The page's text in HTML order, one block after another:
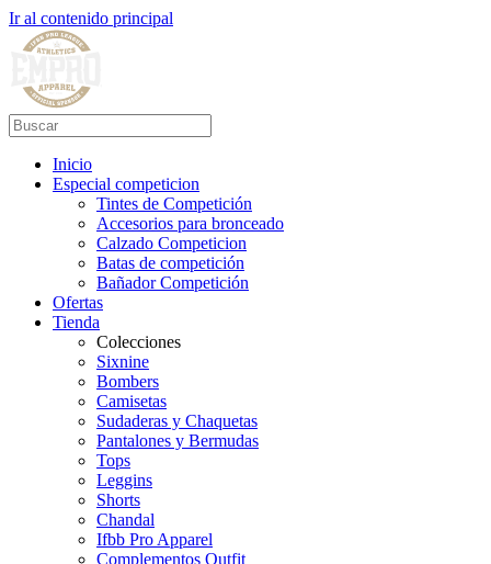
Ir al contenido principal
Inicio
Especial competicion
Tintes de Competición
Accesorios para bronceado
Calzado Competicion
Batas de competición
Bañador Competición
Ofertas
Tienda
Colecciones
Sixnine
Bombers
Camisetas
Sudaderas y Chaquetas
Pantalones y Bermudas
Tops
Leggins
Shorts
Chandal
Ifbb Pro Apparel
Complementos Outfit